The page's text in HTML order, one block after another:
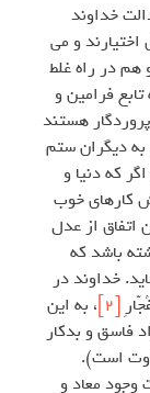
خداوند
و می
هم در راه غلط
فرامین و
هستند
به دیگران ستم
که دنیا و
کارهای خوب
اتفاق از عدل
باشد که
خداوند در
[2]
، به این
فاسق و بدکار
است).
وجود معاد و